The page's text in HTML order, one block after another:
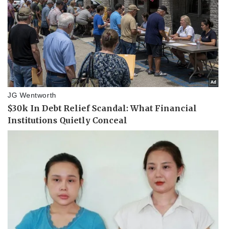
Pháp luật
Vụ án
Tin nóng
Tư vấn luật
Quân sự - Quốc phòng
Vũ khí
Việt Nam
Phân tích